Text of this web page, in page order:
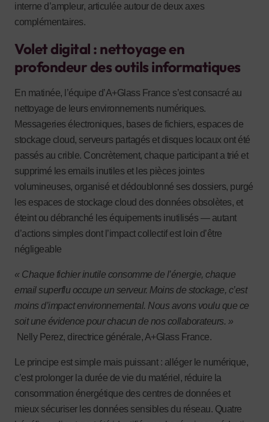
interne d’ampleur, articulée autour de deux axes
complémentaires.
Volet digital : nettoyage en
profondeur des outils informatiques
En matinée, l’équipe d’A+Glass France s’est consacré au
nettoyage de leurs environnements numériques.
Messageries électroniques, bases de fichiers, espaces de
stockage cloud, serveurs partagés et disques locaux ont été
passés au crible. Concrètement, chaque participant a trié et
supprimé les emails inutiles et les pièces jointes
volumineuses, organisé et dédoublonné ses dossiers, purgé
les espaces de stockage cloud des données obsolètes, et
éteint ou débranché les équipements inutilisés — autant
d’actions simples dont l’impact collectif est loin d’être
négligeable
« Chaque fichier inutile consomme de l’énergie, chaque
email superflu occupe un serveur. Moins de stockage, c’est
moins d’impact environnemental. Nous avons voulu que ce
soit une évidence pour chacun de nos collaborateurs. »
Nelly Perez, directrice générale, A+Glass France.
Le principe est simple mais puissant : alléger le numérique,
c’est prolonger la durée de vie du matériel, réduire la
consommation énergétique des centres de données et
mieux sécuriser les données sensibles du réseau. Quatre